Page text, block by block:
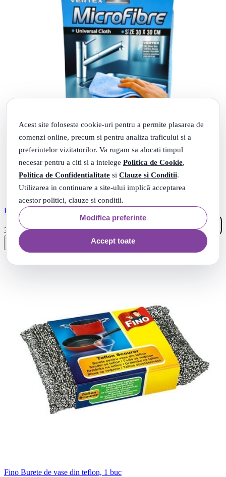
Acest site foloseste cookie-uri pentru a permite plasarea de
comenzi online, precum si pentru analiza traficului si a
preferintelor vizitatorilor. Va rugam sa alocati timpul
necesar pentru a citi si a intelege Politica de Cookie,
Politica de Confidentialitate si Clauze si Conditii.
Utilizarea in continuare a site-ului implică acceptarea
acestor politici, clauze si conditii.
Modifica preferinte
Accept toate
LAVETA MICROFIBRA BLEU 30X30CM 103502
3 Lei
Fino Burete de vase din teflon, 1 buc